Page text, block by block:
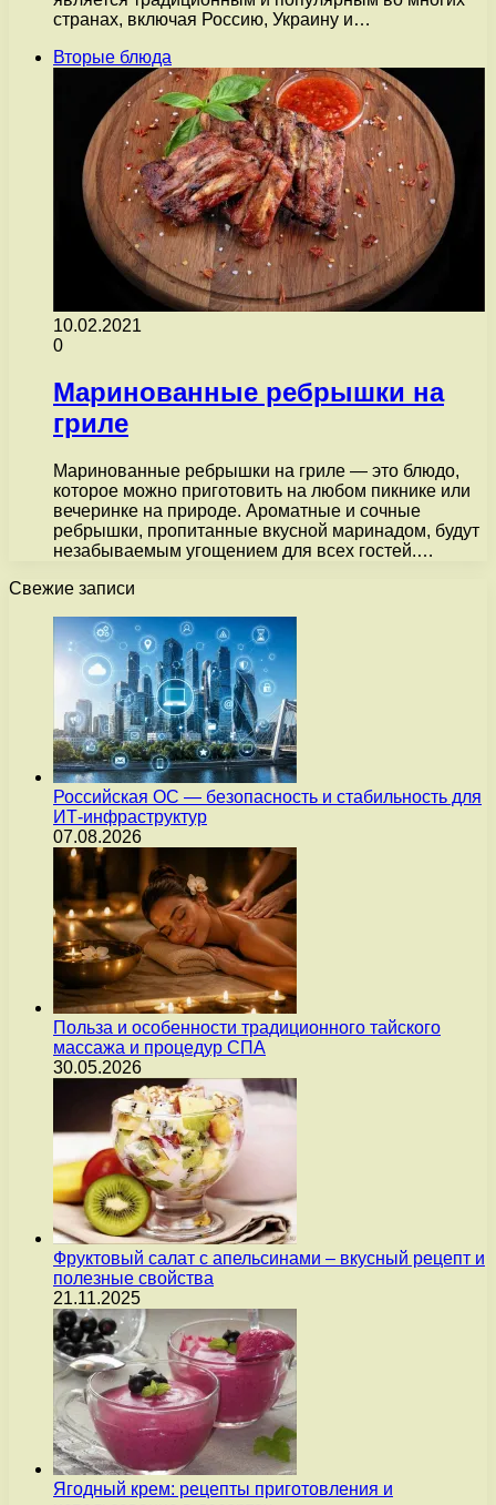
странах, включая Россию, Украину и…
Вторые блюда
10.02.2021
0
Маринованные ребрышки на
гриле
Маринованные ребрышки на гриле — это блюдо,
которое можно приготовить на любом пикнике или
вечеринке на природе. Ароматные и сочные
ребрышки, пропитанные вкусной маринадом, будут
незабываемым угощением для всех гостей.…
Свежие записи
Российская ОС — безопасность и стабильность для
ИТ-инфраструктур
07.08.2026
Польза и особенности традиционного тайского
массажа и процедур СПА
30.05.2026
Фруктовый салат с апельсинами – вкусный рецепт и
полезные свойства
21.11.2025
Ягодный крем: рецепты приготовления и